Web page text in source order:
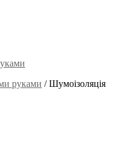
руками /Шумоізоляція